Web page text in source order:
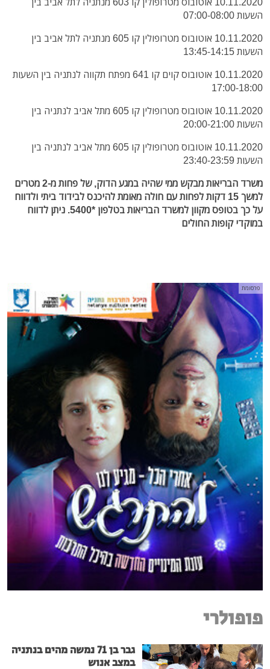
השעות 07:00-08:00
10.11.2020 אוטובוס מטרופולין קו 605 מנתניה לתל אביב בין
השעות 13:45-14:15
10.11.2020 אוטובוס קוים קו 641 מפתח תקווה לנתניה בין השעות
17:00-18:00
10.11.2020 אוטובוס מטרופולין קו 605 מתל אביב לנתניה בין
השעות 20:00-21:00
10.11.2020 אוטובוס מטרופולין קו 605 מתל אביב לנתניה בין
השעות 23:40-23:59
משרד הבריאות מבקש ממי שהיה במגע הדוק, של פחות מ-2 מטרים
למשך 15 דקות לפחות עם חולה מאומת להיכנס לבידוד ביתי ולדווח
על כך בטופס מקוון למשרד הבריאות בטלפון *5400. ניתן לדווח
במוקדי קופות החולים
פרסומת
פופולרי
גבר בן 71 נמשה מהים בנתניה
במצב אנוש